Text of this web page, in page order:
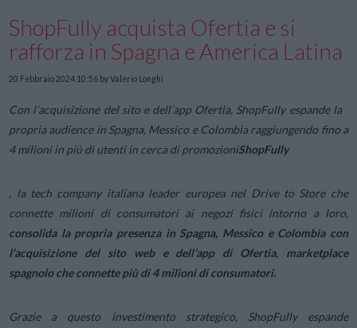
ShopFully acquista Ofertia e si
rafforza in Spagna e America Latina
20 Febbraio 2024 10:56 by Valerio Longhi
Con l’acquisizione del sito e dell’app Ofertia, ShopFully espande la
propria audience in Spagna, Messico e Colombia raggiungendo fino a
4 milioni in più di utenti in cerca di promozioniShopFully
, la tech company italiana leader europea nel Drive to Store che
connette milioni di consumatori ai negozi fisici intorno a loro,
consolida la propria presenza in Spagna, Messico e Colombia con
l’acquisizione del sito web e dell’app di Ofertia, marketplace
spagnolo che connette più di 4 milioni di consumatori.
Grazie a questo investimento strategico, ShopFully espande